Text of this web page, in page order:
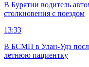
В Бурятии водитель
столкновения с поездом
13:33
В БСМП в Улан-Удэ
летнюю пациентку